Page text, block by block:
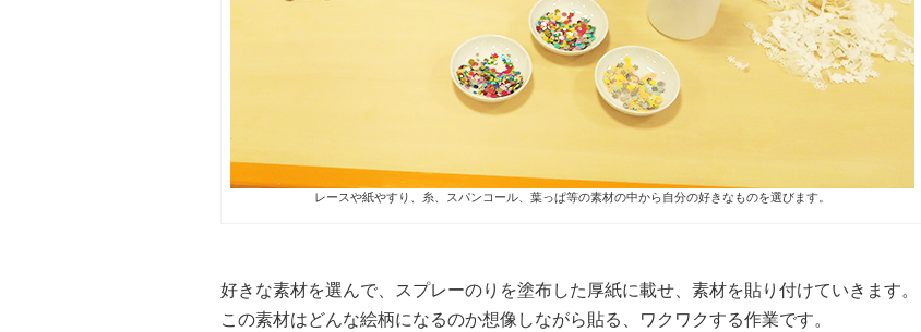
レースや紙やすり、糸、スパンコール、葉っぱ等の素材の中から自分の好きなものを選びます。
好きな素材を選んで、スプレーのりを塗布した厚紙に載せ、素材を貼り付けていきます。
この素材はどんな絵柄になるのか想像しながら貼る、ワクワクする作業です。